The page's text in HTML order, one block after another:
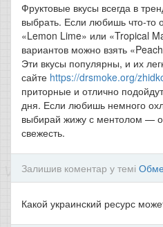
Фруктовые вкусы всегда в
выбрать. Если любишь что-
«Lemon Lime» или «Tropical
вариантов можно взять
Эти вкусы популярны, и их
сайте https://drsmoke.org/
приторные и отлично
дня. Если любишь немного
выбирай жижу с ментолом —
свежесть.
Залишив коментар у темі
Какой украинский ресурс